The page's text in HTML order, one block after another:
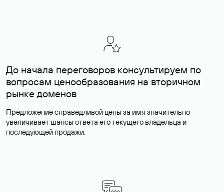
До начала переговоров консультируем по
вопросам ценообразования на вторичном
рынке доменов
Предложение справедливой цены за имя значительно
увеличивает шансы ответа его текущего владельца и
последующей продажи.